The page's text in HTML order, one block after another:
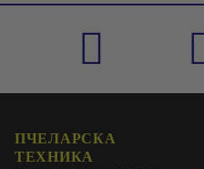
ПЧЕЛАРСКА
ТЕХНИКА